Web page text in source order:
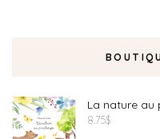
La nature au
8.75$